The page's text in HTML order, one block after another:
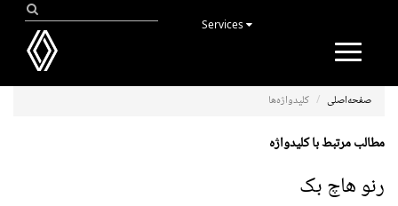
Toggle
صفحه‌اصلی کلیدواژه‌ها
مطالب مرتبط با کلیدواژه
رنو هاچ بک